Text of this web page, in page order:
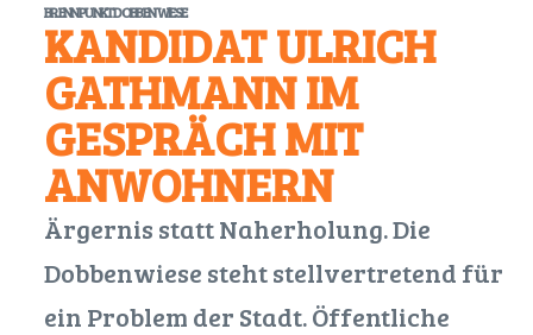
BRENNPUNKT DOBBENWIESE
KANDIDAT ULRICH
GATHMANN IM
GESPRÄCH MIT
ANWOHNERN
Ärgernis statt Naherholung. Die
Dobbenwiese steht stellvertretend für
ein Problem der Stadt. Öffentliche